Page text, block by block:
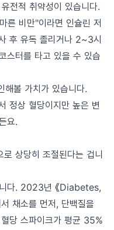
전적 취약성이 있습니다.
른 비만"이라면 인슐린 저
후 유독 졸리거나 2~3시
스터를 타고 있을 수 있습
볼 가치가 있습니다.
정상 혈당이지만 높은 변
요.
상당히 조절된다는 겁니
다. 2023년 《Diabetes,
채소를 먼저, 단백질을
당 스파이크가 평균 35%